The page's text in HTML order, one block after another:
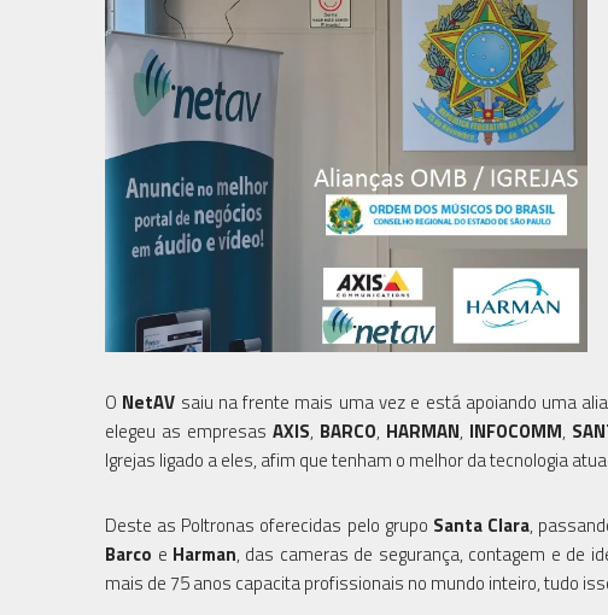
O NetAV saiu na frente mais uma vez e está apoiando uma
elegeu as empresas AXIS, BARCO, HARMAN, INFOCOMM,
Igrejas ligado a eles, afim que tenham o melhor da tecnologia
Deste as Poltronas oferecidas pelo grupo Santa Clara,
Barco e Harman, das cameras de segurança, contagem e de
mais de 75 anos capacita profissionais no mundo inteiro, tudo